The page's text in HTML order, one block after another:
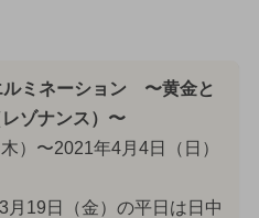
ミネーション 〜黄金と
ゾナンス）〜
）〜2021年4月4日（日）
19日（金）の平日は日中